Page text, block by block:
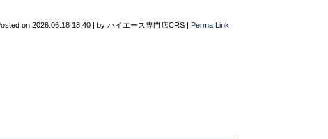
on 2026.06.18 18:40 | by ハイエース専門店CRS | Perma Link